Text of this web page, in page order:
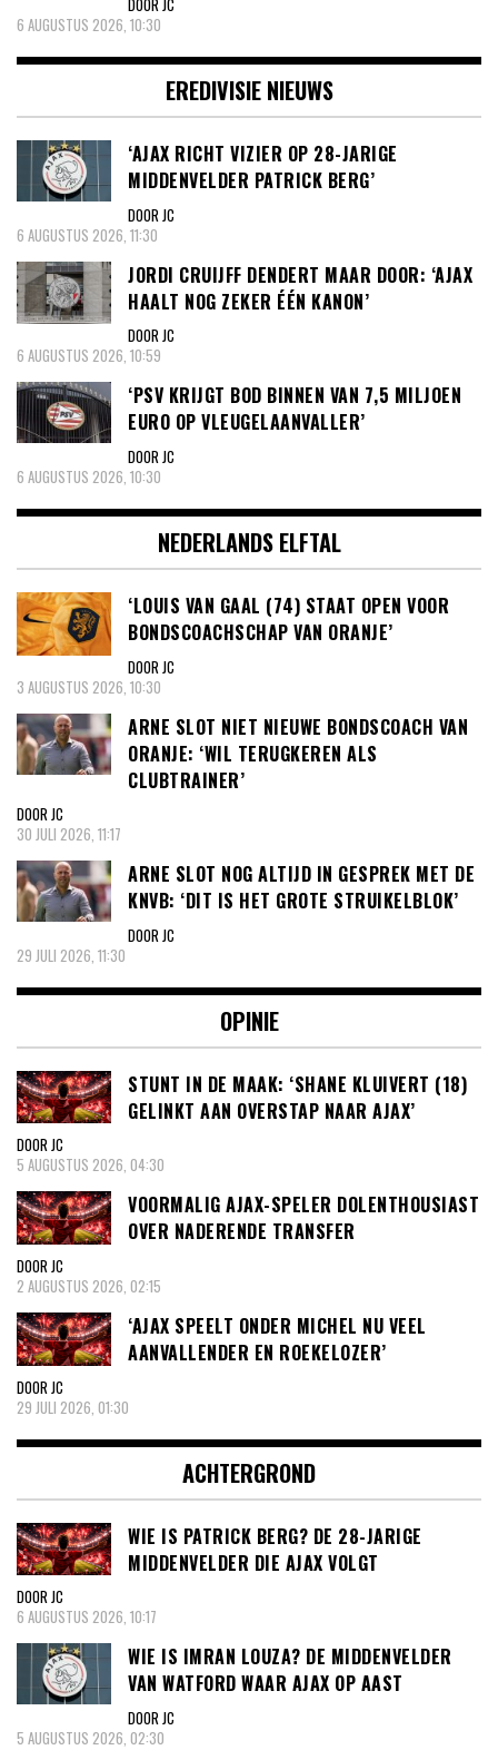
DOOR JC
6 AUGUSTUS 2026, 10:30
EREDIVISIE NIEUWS
‘AJAX RICHT VIZIER OP 28-JARIGE
MIDDENVELDER PATRICK BERG’
DOOR JC
6 AUGUSTUS 2026, 11:30
JORDI CRUIJFF DENDERT MAAR DOOR: ‘AJAX
HAALT NOG ZEKER ÉÉN KANON’
DOOR JC
6 AUGUSTUS 2026, 10:59
‘PSV KRIJGT BOD BINNEN VAN 7,5 MILJOEN
EURO OP VLEUGELAANVALLER’
DOOR JC
6 AUGUSTUS 2026, 10:30
NEDERLANDS ELFTAL
‘LOUIS VAN GAAL (74) STAAT OPEN VOOR
BONDSCOACHSCHAP VAN ORANJE’
DOOR JC
3 AUGUSTUS 2026, 10:30
ARNE SLOT NIET NIEUWE BONDSCOACH VAN
ORANJE: ‘WIL TERUGKEREN ALS
CLUBTRAINER’
DOOR JC
30 JULI 2026, 11:17
ARNE SLOT NOG ALTIJD IN GESPREK MET DE
KNVB: ‘DIT IS HET GROTE STRUIKELBLOK’
DOOR JC
29 JULI 2026, 11:30
OPINIE
STUNT IN DE MAAK: ‘SHANE KLUIVERT (18)
GELINKT AAN OVERSTAP NAAR AJAX’
DOOR JC
5 AUGUSTUS 2026, 04:30
VOORMALIG AJAX-SPELER DOLENTHOUSIAST
OVER NADERENDE TRANSFER
DOOR JC
2 AUGUSTUS 2026, 02:15
‘AJAX SPEELT ONDER MICHEL NU VEEL
AANVALLENDER EN ROEKELOZER’
DOOR JC
29 JULI 2026, 01:30
ACHTERGROND
WIE IS PATRICK BERG? DE 28-JARIGE
MIDDENVELDER DIE AJAX VOLGT
DOOR JC
6 AUGUSTUS 2026, 10:17
WIE IS IMRAN LOUZA? DE MIDDENVELDER
VAN WATFORD WAAR AJAX OP AAST
DOOR JC
5 AUGUSTUS 2026, 02:30